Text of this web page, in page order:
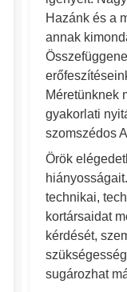
Hazánk és a
annak
Méretünknek
gyakorlati
szomszédos
Örök
technikai,
kortársaidat
kérdését,
sugározhat